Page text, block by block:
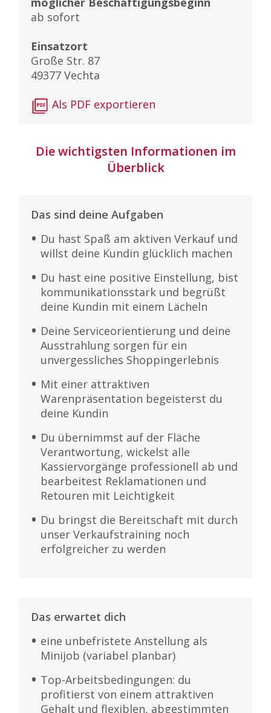
ab sofort
Einsatzort
Große Str. 87
49377 Vechta
Als PDF exportieren
Die wichtigsten Informationen im
Überblick
Das sind deine Aufgaben
Du hast Spaß am aktiven Verkauf und
willst deine Kundin glücklich machen
Du hast eine positive Einstellung, bist
kommunikationsstark und begrüßt
deine Kundin mit einem Lächeln
Deine Serviceorientierung und deine
Ausstrahlung sorgen für ein
unvergessliches Shoppingerlebnis
Mit einer attraktiven
Warenpräsentation begeisterst du
deine Kundin
Du übernimmst auf der Fläche
Verantwortung, wickelst alle
Kassiervorgänge professionell ab und
bearbeitest Reklamationen und
Retouren mit Leichtigkeit
Du bringst die Bereitschaft mit durch
unser Verkaufstraining noch
erfolgreicher zu werden
Das erwartet dich
eine unbefristete Anstellung als
Minijob (variabel planbar)
Top-Arbeitsbedingungen: du
profitierst von einem attraktiven
Gehalt und flexiblen, abgestimmten